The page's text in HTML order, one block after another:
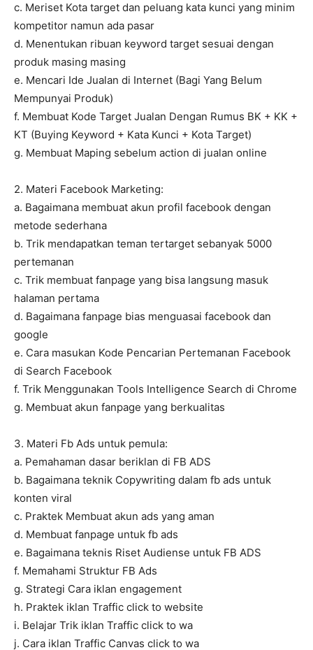
c. Meriset Kota target dan peluang kata kunci yang minim
kompetitor namun ada pasar
d. Menentukan ribuan keyword target sesuai dengan
produk masing masing
e. Mencari Ide Jualan di Internet (Bagi Yang Belum
Mempunyai Produk)
f. Membuat Kode Target Jualan Dengan Rumus BK + KK +
KT (Buying Keyword + Kata Kunci + Kota Target)
g. Membuat Maping sebelum action di jualan online
2. Materi Facebook Marketing:
a. Bagaimana membuat akun profil facebook dengan
metode sederhana
b. Trik mendapatkan teman tertarget sebanyak 5000
pertemanan
c. Trik membuat fanpage yang bisa langsung masuk
halaman pertama
d. Bagaimana fanpage bias menguasai facebook dan
google
e. Cara masukan Kode Pencarian Pertemanan Facebook
di Search Facebook
f. Trik Menggunakan Tools Intelligence Search di Chrome
g. Membuat akun fanpage yang berkualitas
3. Materi Fb Ads untuk pemula:
a. Pemahaman dasar beriklan di FB ADS
b. Bagaimana teknik Copywriting dalam fb ads untuk
konten viral
c. Praktek Membuat akun ads yang aman
d. Membuat fanpage untuk fb ads
e. Bagaimana teknis Riset Audiense untuk FB ADS
f. Memahami Struktur FB Ads
g. Strategi Cara iklan engagement
h. Praktek iklan Traffic click to website
i. Belajar Trik iklan Traffic click to wa
j. Cara iklan Traffic Canvas click to wa